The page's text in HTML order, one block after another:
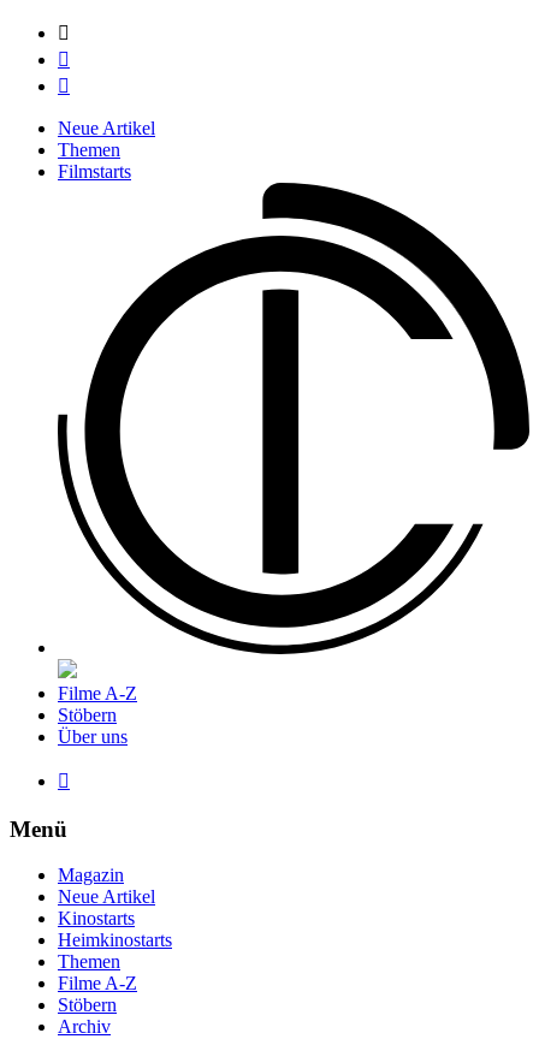



Neue Artikel
Themen
Filmstarts
Filme A-Z
Stöbern
Über uns

Menü
Magazin
Neue Artikel
Kinostarts
Heimkinostarts
Themen
Filme A-Z
Stöbern
Archiv